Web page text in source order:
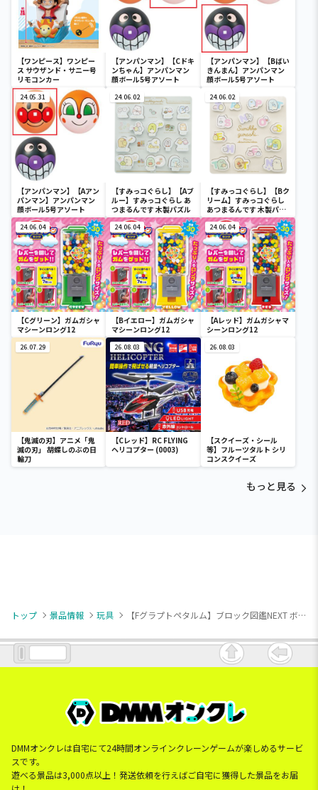
【ワンピース】ワンピー
ス サウザンド・サニー号
リモコンカー
【アンパンマン】【Cドキ
ンちゃん】アンパンマン
顔ボール5号アソート
【アンパンマン】【Bばい
きんまん】アンパンマン
顔ボール5号アソート
24.05.31
【アンパンマン】【Aアン
パンマン】アンパンマン
顔ボール5号アソート
24.06.02
【すみっコぐらし】【Aブ
ルー】すみっコぐらし あ
つまるんです 木製パズル
24.06.02
【すみっコぐらし】【Bク
リーム】すみっコぐらし
あつまるんです 木製パズ
ル
24.06.04
【Cグリーン】ガムガシャ
マシーンロング12
24.06.04
【Bイエロー】ガムガシャ
マシーンロング12
24.06.04
【Aレッド】ガムガシャマ
シーンロング12
26.07.29
【鬼滅の刃】アニメ「鬼
滅の刃」 胡蝶しのぶの日
輪刀
26.08.03
【Cレッド】RC FLYING
ヘリコプター (0003)
26.08.03
【スクイーズ・シール
等】フルーツタルト シリ
コンスクイーズ
もっと見る
トップ 景品情報 玩具 【Fグラプトペタルム】ブロック図鑑NEXT ボタニカルガーデン
DMMオンクレは自宅にて24時間オンラインクレーンゲームが楽しめるサービ
スです。
遊べる景品は3,000点以上！発送依頼を行えばご自宅に獲得した景品をお届